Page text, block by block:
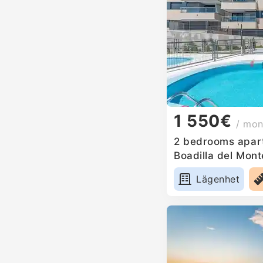
1 550€ /
2 bedrooms
Boadilla del
Lägenhet